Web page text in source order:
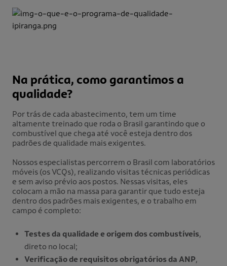
Na prática, como garantimos a
qualidade?
Por trás de cada abastecimento, tem um time
altamente treinado que roda o Brasil garantindo que o
combustível que chega até você esteja dentro dos
padrões de qualidade mais exigentes.
Nossos especialistas percorrem o Brasil com laboratórios
móveis (os VCQs), realizando visitas técnicas periódicas
e sem aviso prévio aos postos. Nessas visitas, eles
colocam a mão na massa para garantir que tudo esteja
dentro dos padrões mais exigentes, e o trabalho em
campo é completo:
Testes da qualidade e origem dos combustíveis,
direto no local;
Verificação de requisitos obrigatórios da ANP,